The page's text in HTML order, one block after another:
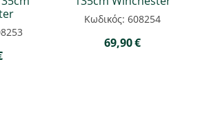
Κωδικός: 608254
69,90€